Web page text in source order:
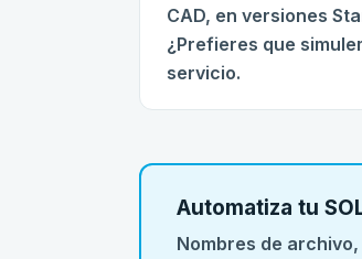
CAD, en versiones
¿Prefieres que
servicio.
Automatiza tu
Nombres de